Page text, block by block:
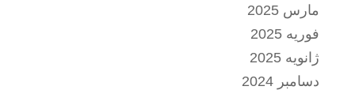
مارس 2025
فوریه 2025
ژانویه 2025
دسامبر 2024